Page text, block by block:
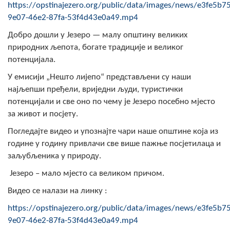
Извјештај о раду начелника
СКУПШТИНА
Статут Општине
Скупштинско вијеће општине језеро
Састав Скупштине
ОПШТИНСКА УПРАВА
ИНФО
Вијести
Активности
https://opstinajezero.org/public/data/images/news/
9e07-46e2-87fa-53f4d43e0a49.mp4
Добро дошли у Језеро — малу општину великих
природних љепота, богате традиције и великог
потенцијала.
У емисији „Нешто лијепо“ представљени су наши
најљепши пређели, вриједни људи, туристички
потенцијали и све оно по чему је Језеро посебно мјесто
за живот и посјету.
Погледајте видео и упознајте чари наше општине која из
године у годину привлачи све више пажње посјетилаца и
заљубљеника у природу.
Језеро – мало мјесто са великом причом.
Видео се налази на линку :
https://opstinajezero.org/public/data/images/news/
9e07-46e2-87fa-53f4d43e0a49.mp4